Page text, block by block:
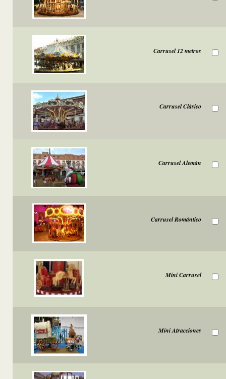
Carrusel 12 metros
Carrusel Clásico
Carrusel Alemán
Carrusel Romántico
Mini Carrusel
Mini Atracciones